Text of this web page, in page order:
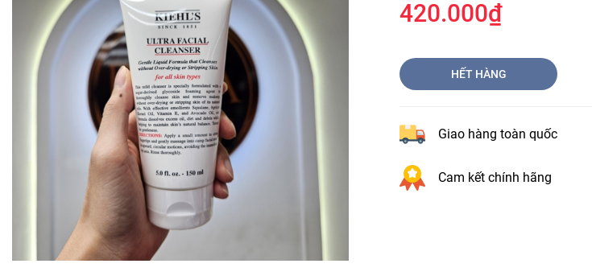
420.000₫
HẾT HÀNG
Giao hàng toàn quốc
Cam kết chính hãng